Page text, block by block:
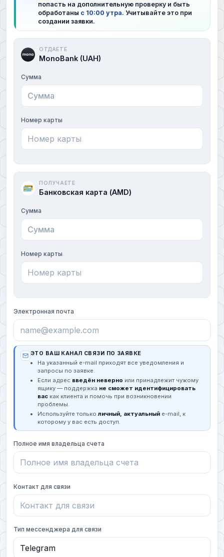
попасть на дополнительную проверку и быть
обработаны с 10:00 утра. Учитывайте это при
создании заявки.
ОТДАЕТЕ
MonoBank (UAH)
Сумма
Номер карты
ПОЛУЧАЕТЕ
Банковская карта (AMD)
Сумма
Номер карты
Электронная почта
ЭТО ВАШ КАНАЛ СВЯЗИ ПО ЗАЯВКЕ
На указанный e-mail приходят все уведомления и
запросы по заявке.
Если адрес введён неверно или принадлежит чужому
ящику — поддержка не сможет идентифицировать
вас как клиента и помочь при возникновении
проблемы.
Используйте только личный, актуальный e-mail, к
которому у вас есть доступ.
Полное имя владельца счета
Контакт для связи
Тип мессенджера для связи